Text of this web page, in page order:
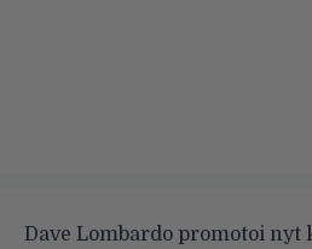
Dave Lombardo promotoi